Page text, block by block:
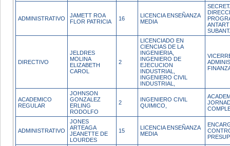
ADMINISTRATIVO
JAMETT ROA
FLOR PATRICIA
16
LICENCIA ENSEÑANZA
MEDIA
DIRECTIVO
JELDRES
MOLINA
ELIZABETH
CAROL
2
LICENCIADO EN
CIENCIAS DE LA
INGENIERIA,
INGENIERO DE
EJECUCION
INDUSTRIAL,
INGENIERO CIVIL
INDUSTRIAL,
ACADEMICO
REGULAR
JOHNSON
GONZALEZ
ERLING
RODOLFO
2
INGENIERO CIVIL
QUIMICO,
ADMINISTRATIVO
JONES
ARTEAGA
JEANETTE DE
LOURDES
15
LICENCIA ENSEÑANZA
MEDIA